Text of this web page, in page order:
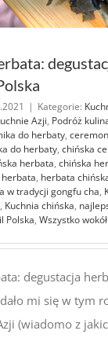
| Kategorie:
Azji, Podróż
do herbaty,
do herbaty, chińska
herbata, chińska
herbata, herbata
w tradycji gongfu cha,
, Kuchnia chińska,
Polska, Wszystko
degustacja
mi się w tym
(wiadomo z